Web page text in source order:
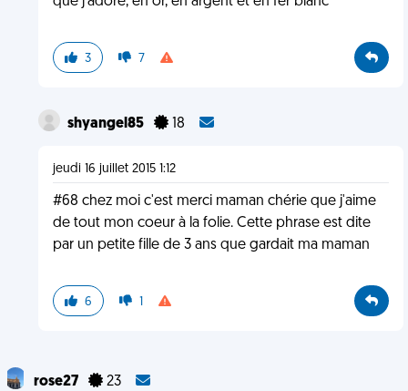
3 7
shyangel85 18
jeudi 16 juillet 2015 1:12
#68 chez moi c'est merci maman chérie que j'aime
de tout mon coeur à la folie. Cette phrase est dite
par un petite fille de 3 ans que gardait ma maman
6 1
rose27 23